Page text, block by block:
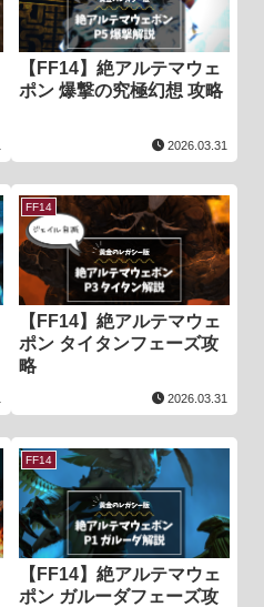
【FF14】絶アルテマウェ
ポン 爆撃の究極幻想 攻略
2026.03.31
FF14
【FF14】絶アルテマウェ
ポン タイタンフェーズ攻
略
2026.03.31
FF14
【FF14】絶アルテマウェ
ポン ガルーダフェーズ攻